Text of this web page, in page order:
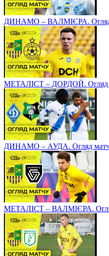
ДИНАМО – ВАЛМІЄРА. Огляд
МЕТАЛІСТ – ДОРДОЙ. Огляд
ДИНАМО – АУДА. Огляд
МЕТАЛІСТ – ВАЛМІЄРА.